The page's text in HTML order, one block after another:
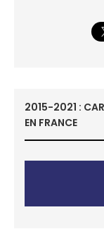
2015-2021 :
EN FRANCE